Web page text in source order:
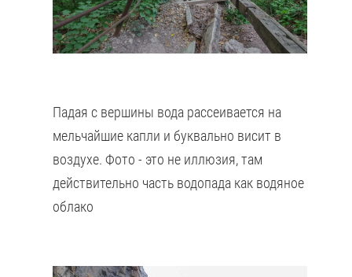
Падая с вершины вода рассеивается на
мельчайшие капли и буквально висит в
воздухе. Фото - это не иллюзия, там
действительно часть водопада как водяное
облако